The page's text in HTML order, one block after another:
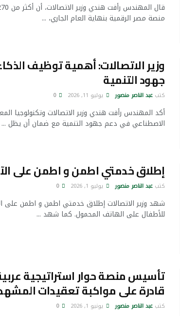
منصة مصر الرقمية بنهاية العام الجاري، ...
وزير الاتصالات: أهمية توظيف
جهود التنمية
كتب عبد الناصر منصور يوليو 11, 2026 0
أكد المهندس رأفت هندي وزير الاتصالات وتكنولوجيا
الاصطناعي في دعم جهود التنمية مع ضمان أن يظل ...
إطلاق خدمتي اطمن و اطمن على
كتب عبد الناصر منصور يوليو 1, 2026 0
شهد وزير الاتصالات إطلاق خدمتي اطمن و اطمن على
للأطفال على الهاتف المحمول. كما شهد ...
تأسيس منصة حوار استراتيجية
قادرة على مواكبة تعقيدات
كتب عبد الناصر منصور يونيو 1, 2026 0